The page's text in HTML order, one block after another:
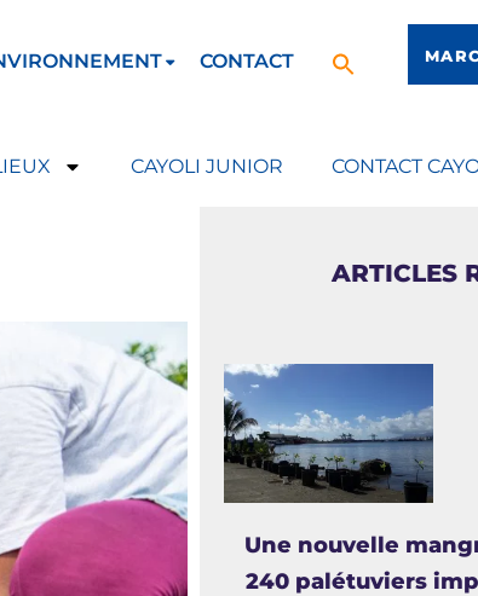
CONTACT
CAYOLI JUNIOR CONTACT
ARTICLES
Une nouvelle
240 palétuviers